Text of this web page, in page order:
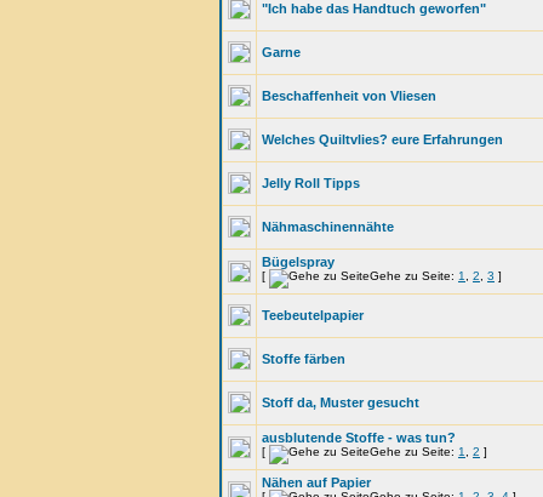
"Ich habe das Handtuch geworfen"
Garne
Beschaffenheit von Vliesen
Welches Quiltvlies? eure Erfahrungen
Jelly Roll Tipps
Nähmaschinennähte
Bügelspray
[ Gehe zu Seite: 1 2 3 ]
Teebeutelpapier
Stoffe färben
Stoff da, Muster gesucht
ausblutende Stoffe - was tun?
[ Gehe zu Seite: 1 2 ]
Nähen auf Papier